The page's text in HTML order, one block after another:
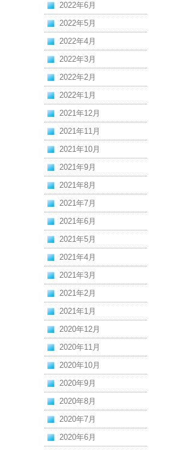
2022年6月
2022年5月
2022年4月
2022年3月
2022年2月
2022年1月
2021年12月
2021年11月
2021年10月
2021年9月
2021年8月
2021年7月
2021年6月
2021年5月
2021年4月
2021年3月
2021年2月
2021年1月
2020年12月
2020年11月
2020年10月
2020年9月
2020年8月
2020年7月
2020年6月